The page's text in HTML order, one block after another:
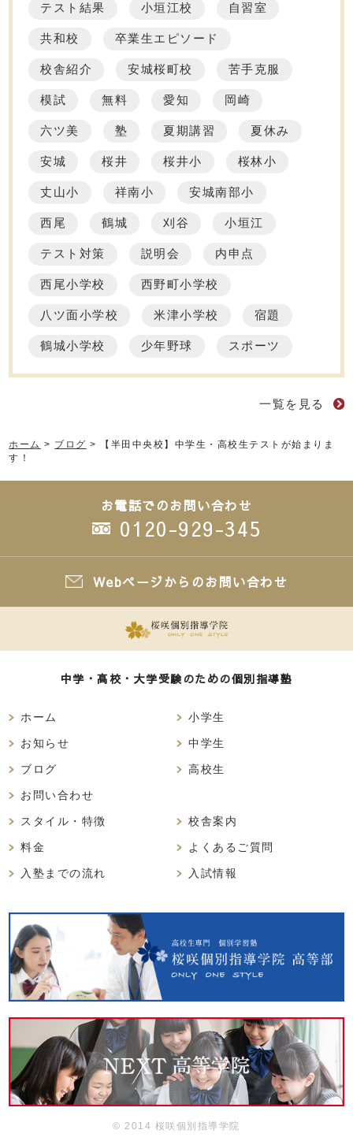
テスト結果 小垣江校 自習室
共和校 卒業生エピソード
校舎紹介 安城桜町校 苦手克服
模試 無料 愛知 岡崎
六ツ美 塾 夏期講習 夏休み
安城 桜井 桜井小 桜林小
丈山小 祥南小 安城南部小
西尾 鶴城 刈谷 小垣江
テスト対策 説明会 内申点
西尾小学校 西野町小学校
八ツ面小学校 米津小学校 宿題
鶴城小学校 少年野球 スポーツ
一覧を見る
ホーム > ブログ >
【半田中央校】中学生・高校生テストが始まりま
す！
お電話でのお問い合わせ
0120-929-345
Webページからのお問い合わせ
中学・高校・大学受験のための個別指導塾
ホーム
お知らせ
ブログ
お問い合わせ
小学生
中学生
高校生
スタイル・特徴
料金
入塾までの流れ
校舎案内
よくあるご質問
入試情報
© 2014 桜咲個別指導学院